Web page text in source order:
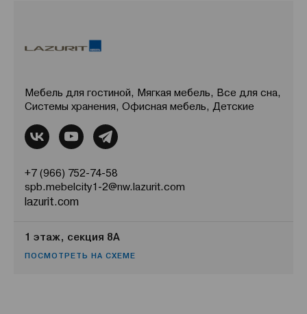
Мебель для гостиной, Мягкая мебель, Все для сна,
Системы хранения, Офисная мебель, Детские
+7 (966) 752-74-58
spb.mebelcity1-2@nw.lazurit.com
lazurit.com
1 этаж, секция 8А
ПОСМОТРЕТЬ НА СХЕМЕ